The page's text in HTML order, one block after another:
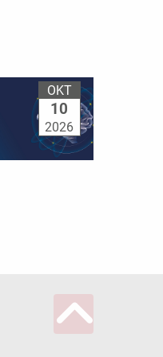
OKT
10
2026